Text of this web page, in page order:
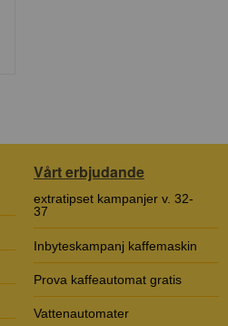
Vårt erbjudande
extratipset kampanjer v. 32-
37
Inbyteskampanj kaffemaskin
Prova kaffeautomat gratis
Vattenautomater